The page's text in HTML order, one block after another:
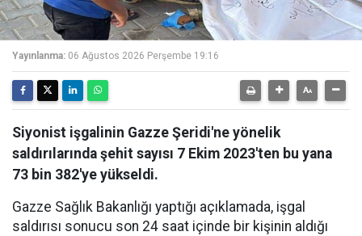
Yayınlanma: 06 Ağustos 2026 Perşembe 19:16
Siyonist işgalinin Gazze Şeridi'ne yönelik
saldırılarında şehit sayısı 7 Ekim 2023'ten bu yana
73 bin 382'ye yükseldi.
Gazze Sağlık Bakanlığı yaptığı açıklamada, işgal
saldırısı sonucu son 24 saat içinde bir kişinin aldığı